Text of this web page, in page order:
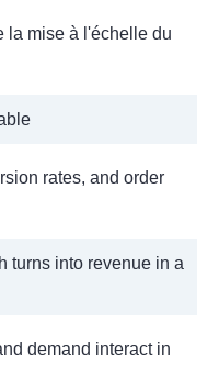
la mise à l'échelle du
rates, and order
turns into revenue in a
demand interact in